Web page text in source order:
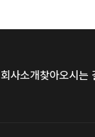
회사소개찾아오시는